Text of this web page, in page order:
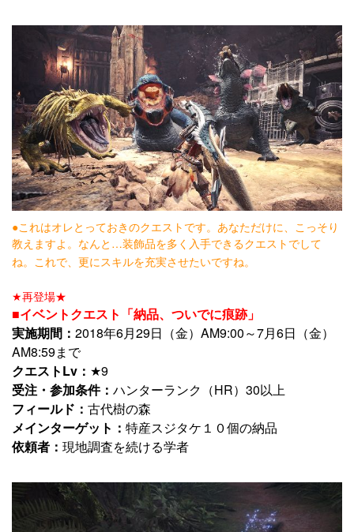
●これはオレとっておきのクエストです。あなただけに、こっそり
教えますよ。なんと…装飾品を多く入手できるクエストでして
ね。これで、更にスキルを充実させたいですね。
★再登場★
■イベントクエスト「納品、ついでに痕跡」
実施期間： 2018年6月29日（金）AM9:00～7月6日（金）
AM8:59まで
クエストLv： ★9
受注・参加条件： ハンターランク（HR）30以上
フィールド： 古代樹の森
メインターゲット： 特産スジタケ１０個の納品
依頼者： 現地調査を続ける学者